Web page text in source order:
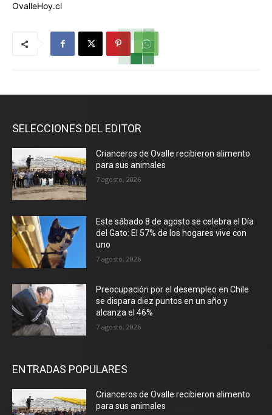
OvalleHoy.cl
SELECCIONES DEL EDITOR
Crianceros de Ovalle recibieron alimento
para sus animales
7 agosto, 2026
Este sábado 8 de agosto se celebra el Día
del Gato: El 57% de los hogares vive con
uno
7 agosto, 2026
Preocupación por el desempleo en Chile
se dispara diez puntos en un año y
alcanza el 46%
7 agosto, 2026
ENTRADAS POPULARES
Crianceros de Ovalle recibieron alimento
para sus animales